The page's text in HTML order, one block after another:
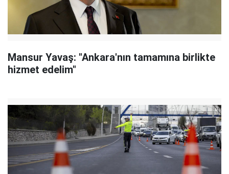
Mansur Yavaş: "Ankara'nın tamamına birlikte
hizmet edelim"